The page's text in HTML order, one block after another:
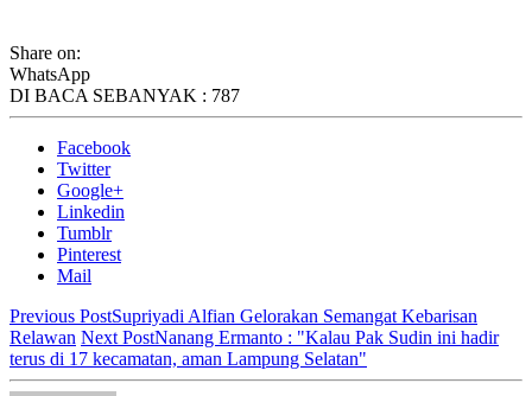
Share on:
WhatsApp
DI BACA SEBANYAK : 787
Facebook
Twitter
Google+
Linkedin
Tumblr
Pinterest
Mail
Previous PostSupriyadi Alfian Gelorakan Semangat Kebarisan
Relawan Next PostNanang Ermanto : "Kalau Pak Sudin ini hadir
terus di 17 kecamatan, aman Lampung Selatan"